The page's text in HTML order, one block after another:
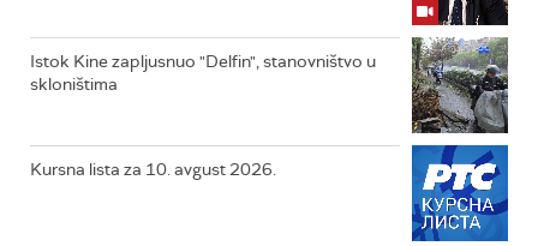
Istok Kine zapljusnuo "Delfin", stanovništvo u
skloništima
Kursna lista za 10. avgust 2026.